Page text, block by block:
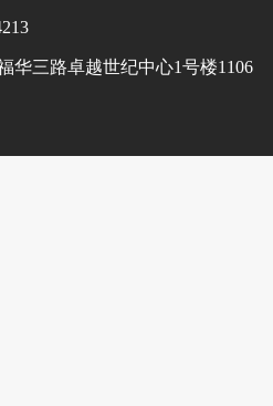
华三路卓越世纪中心1号楼1106